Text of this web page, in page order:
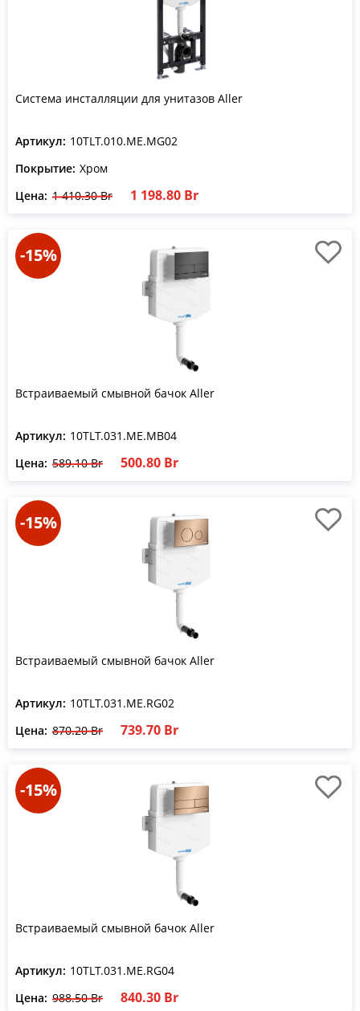
Система инсталляции для унитазов Aller
Артикул: 10TLT.010.ME.MG02
Покрытие: Хром
Цена: 1 410.30 Br 1 198.80 Br
-15%
Встраиваемый смывной бачок Aller
Артикул: 10TLT.031.ME.MB04
Цена: 589.10 Br 500.80 Br
-15%
Встраиваемый смывной бачок Aller
Артикул: 10TLT.031.ME.RG02
Цена: 870.20 Br 739.70 Br
-15%
Встраиваемый смывной бачок Aller
Артикул: 10TLT.031.ME.RG04
Цена: 988.50 Br 840.30 Br